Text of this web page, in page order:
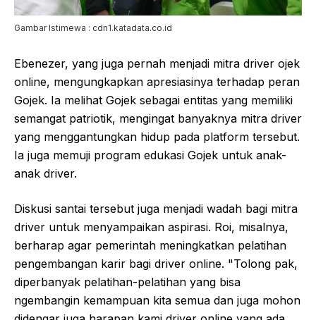
Gambar Istimewa : cdn1.katadata.co.id
Ebenezer, yang juga pernah menjadi mitra driver ojek
online, mengungkapkan apresiasinya terhadap peran
Gojek. Ia melihat Gojek sebagai entitas yang memiliki
semangat patriotik, mengingat banyaknya mitra driver
yang menggantungkan hidup pada platform tersebut.
Ia juga memuji program edukasi Gojek untuk anak-
anak driver.
Diskusi santai tersebut juga menjadi wadah bagi mitra
driver untuk menyampaikan aspirasi. Roi, misalnya,
berharap agar pemerintah meningkatkan pelatihan
pengembangan karir bagi driver online. "Tolong pak,
diperbanyak pelatihan-pelatihan yang bisa
ngembangin kemampuan kita semua dan juga mohon